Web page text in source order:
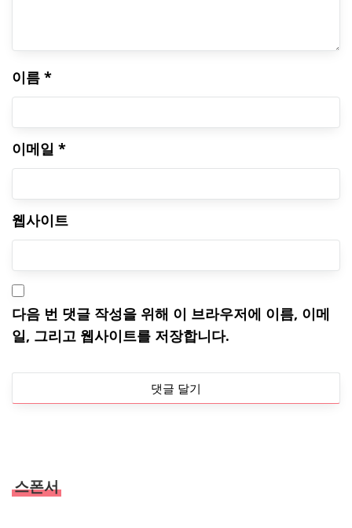
이름 *
이메일 *
웹사이트
다음 번 댓글 작성을 위해 이 브라우저에 이름, 이메
일, 그리고 웹사이트를 저장합니다.
스폰서